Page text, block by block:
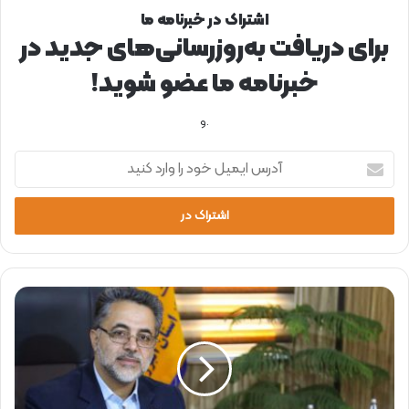
اشتراک در خبرنامه ما
برای دریافت به‌روزرسانی‌های جدید در
خبرنامه ما عضو شوید!
.و
ر
ا
ی
ی
و
د
د
ل